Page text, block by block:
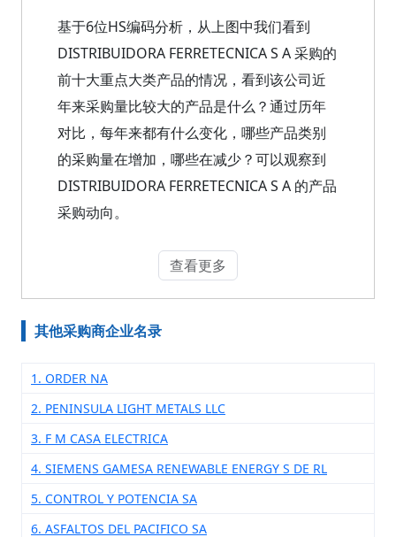
基于6位HS编码分析，从上图中我们看到
DISTRIBUIDORA FERRETECNICA S A 采购的
前十大重点大类产品的情况，看到该公司近
年来采购量比较大的产品是什么？通过历年
对比，每年来都有什么变化，哪些产品类别
的采购量在增加，哪些在减少？可以观察到
DISTRIBUIDORA FERRETECNICA S A 的产品
采购动向。
查看更多
其他采购商企业名录
1. ORDER NA
2. PENINSULA LIGHT METALS LLC
3. F M CASA ELECTRICA
4. SIEMENS GAMESA RENEWABLE ENERGY S DE RL
5. CONTROL Y POTENCIA SA
6. ASFALTOS DEL PACIFICO SA